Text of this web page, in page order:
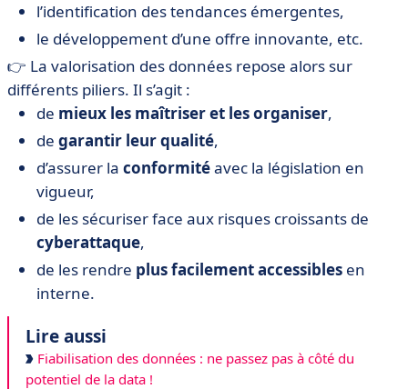
l’identification des tendances émergentes,
le développement d’une offre innovante, etc.
👉 La valorisation des données repose alors sur
différents piliers. Il s’agit :
de mieux les maîtriser et les organiser,
de garantir leur qualité,
d’assurer la conformitéavec la législation en
vigueur,
de les sécuriser face aux risques croissants de
cyberattaque,
de les rendre plus facilement accessibles en
interne.
Lire aussi
Fiabilisation des données : ne passez pas à côté du
potentiel de la data !